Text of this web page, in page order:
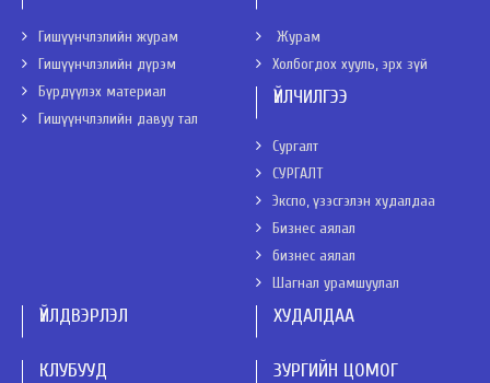
Гишүүнчлэлийн журам
Гишүүнчлэлийн дүрэм
Бүрдүүлэх материал
Гишүүнчлэлийн давуу тал
Журам
Холбогдох хууль, эрх зүй
ҮЙЛЧИЛГЭЭ
Сургалт
СУРГАЛТ
Экспо, үзэсгэлэн худалдаа
Бизнес аялал
бизнес аялал
Шагнал урамшуулал
ҮЙЛДВЭРЛЭЛ ХУДАЛДАА
КЛУБУУД ЗУРГИЙН ЦОМОГ